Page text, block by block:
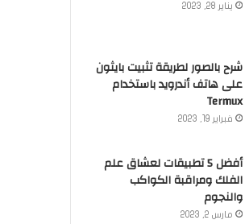
يناير 28, 2023
شرح بالصور لطريقة تثبيت بايثون
على هاتف أندرويد باستخدام
Termux
فبراير 19, 2023
أفضل 5 تطبيقات لعشاق علم
الفلك ومراقبة الكواكب
والنجوم
مارس 2, 2023